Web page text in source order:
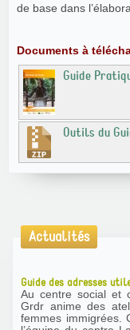
de base dans
Documents à
Guide
Outils du
Actualités
Guide des adresses
Au centre social et
Grdr anime des
femmes immigrées. Ces femmes, avec l’appui du Grdr et de